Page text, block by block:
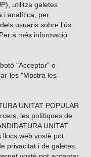
utilitza galetes
i analítica, per
usuaris sobre l'ús
a més informació
"Acceptar" o
les "Mostra les
UNITAT POPULAR
les polítiques de
UNITAT
llocs web vostè pot
privacitat i de galetes.
butlletí?
socials